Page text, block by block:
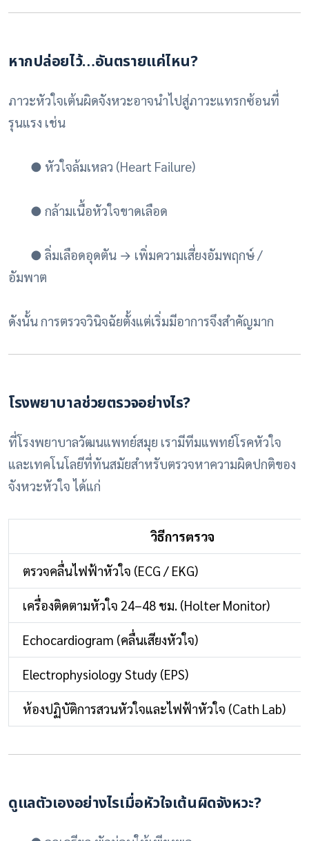
หากปล่อยไว้…อันตรายแค่ไหน?
ภาวะหัวใจเต้นผิดจังหวะอาจนำไปสู่ภาวะแทรกซ้อนที่
รุนแรง เช่น
● หัวใจล้มเหลว (Heart Failure)
● กล้ามเนื้อหัวใจขาดเลือด
● ลิ่มเลือดอุดตัน → เพิ่มความเสี่ยงอัมพฤกษ์ /
อัมพาต
ดังนั้น การตรวจวินิจฉัยตั้งแต่เริ่มมีอาการจึงสำคัญมาก
โรงพยาบาลช่วยตรวจอย่างไร?
ที่โรงพยาบาลวัฒนแพทย์สมุย เรามีทีมแพทย์โรคหัวใจ
และเทคโนโลยีที่ทันสมัยสำหรับตรวจหาความผิดปกติของ
จังหวะหัวใจ ได้แก่
วิธีการตรวจ
ตรวจคลื่นไฟฟ้าหัวใจ (ECG / EKG)
เครื่องติดตามหัวใจ 24–48 ชม. (Holter Monitor)
Echocardiogram (คลื่นเสียงหัวใจ)
Electrophysiology Study (EPS)
ห้องปฏิบัติการสวนหัวใจและไฟฟ้าหัวใจ (Cath Lab)
ดูแลตัวเองอย่างไรเมื่อหัวใจเต้นผิดจังหวะ?